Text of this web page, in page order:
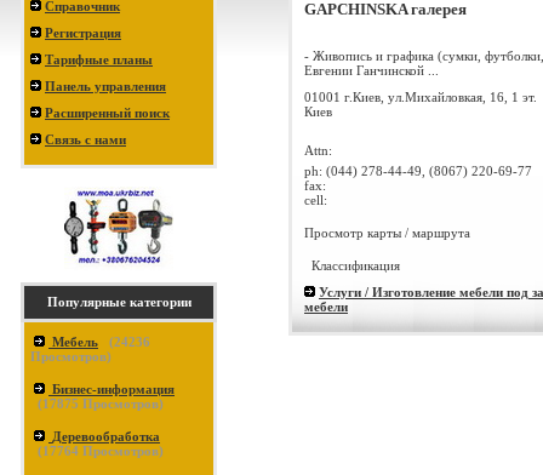
Справочник
Регистрация
Тарифные планы
Панель управления
Расширенный поиск
Связь с нами
Популярные категории
Мебель (24236
Просмотров)
Бизнес-информация
(17875 Просмотров)
Деревообработка
(17764 Просмотров)
GAPCHINSKA галерея
- Живопись и графика (сумки,
Евгении Ганчинской ...
01001 г.Киев, ул.Михайловкая, 16, 1 эт.
Киев
Attn:
ph: (044) 278-44-49, (8067) 220-69-77
fax:
cell:
Просмотр карты / маршрута
Классификация
Услуги / Изготовление мебели под
мебели